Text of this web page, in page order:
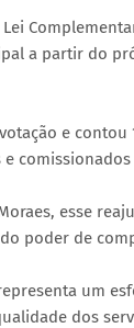
a partir do
e
esse
poder de
um
dos